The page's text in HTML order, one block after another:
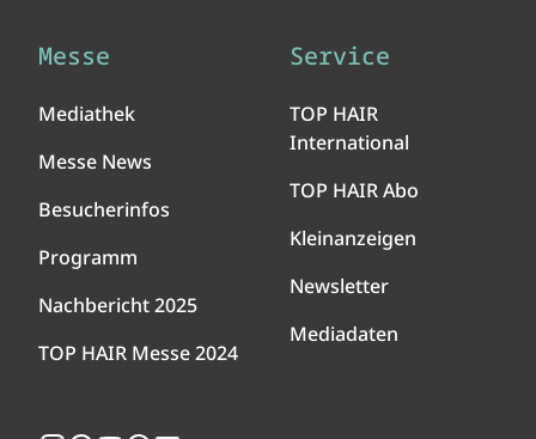
Messe
Mediathek
Messe News
Besucherinfos
Programm
Nachbericht 2025
TOP HAIR Messe 2024
Service
TOP HAIR
International
TOP HAIR Abo
Kleinanzeigen
Newsletter
Mediadaten